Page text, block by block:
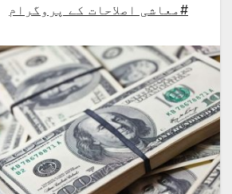
#معاشی اصلاحات کے پروگرام